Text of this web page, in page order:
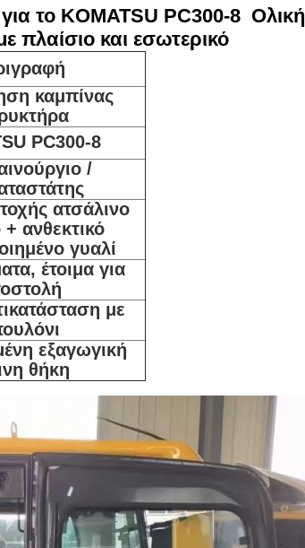
το KOMATSU PC300-8 ️ Ολική
πλαίσιο και εσωτερικό
καμπίνας
PC300-8
/
ατσάλινο
ανθεκτικό
γυαλί
έτοιμα για
με
εξαγωγική
θήκη